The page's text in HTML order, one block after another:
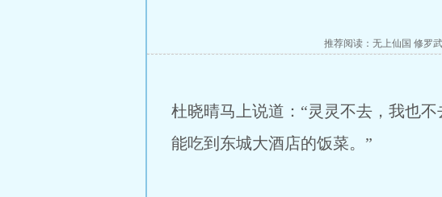
推荐阅读： 无上仙国 修罗
杜晓晴马上说道：“灵灵不去，我也
能吃到东城大酒店的饭菜。”